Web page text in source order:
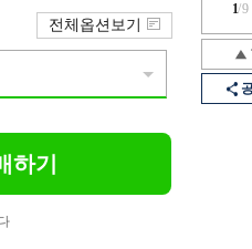
1/9
전체옵션보기
하기